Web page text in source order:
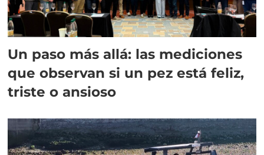
Un paso más allá: las mediciones
que observan si un pez está feliz,
triste o ansioso